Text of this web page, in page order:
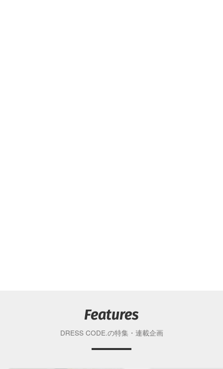
Features
DRESS CODE.の特集・連載企画